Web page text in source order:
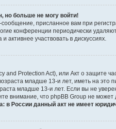
но больше не могу войти!
присланное вам при
конференции периодически
активнее участвовать в дискуссиях.
and Protection Act), или Акт о защите
младше 13-и лет, иметь на это
младше 13-и лет. Если вы не
внимание, что phpBB Group не
в России данный акт не имеет